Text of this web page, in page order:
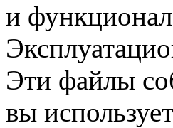
и
Эти файлы
вы